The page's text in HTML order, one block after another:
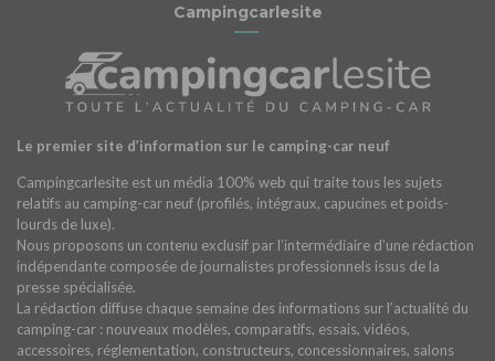
Campingcarlesite
Le premier site d’information sur le camping-car neuf
Campingcarlesite est un média 100% web qui traite tous les sujets
relatifs au camping-car neuf (profilés, intégraux, capucines et poids-
lourds de luxe).
Nous proposons un contenu exclusif par l’intermédiaire d’une rédaction
indépendante composée de journalistes professionnels issus de la
presse spécialisée.
La rédaction diffuse chaque semaine des informations sur l’actualité du
camping-car : nouveaux modèles, comparatifs, essais, vidéos,
accessoires, réglementation, constructeurs, concessionnaires, salons